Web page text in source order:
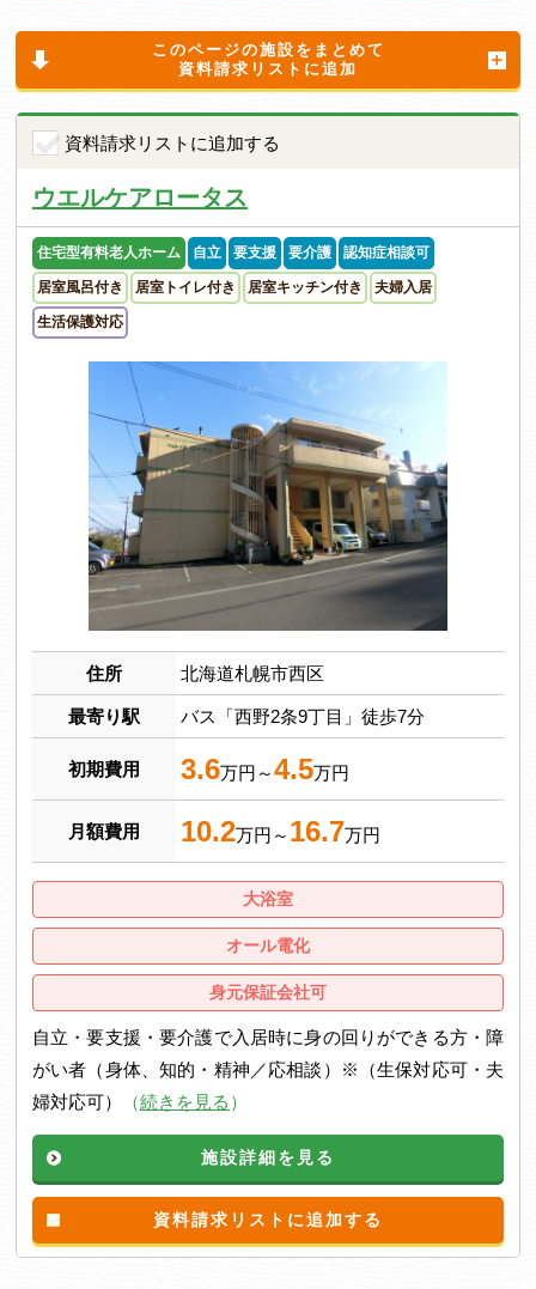
このページの施設をまとめて
資料請求リストに追加
資料請求リストに追加する
ウエルケアロータス
住宅型有料老人ホーム 自立 要支援 要介護 認知症相談可
居室風呂付き 居室トイレ付き 居室キッチン付き 夫婦入居
生活保護対応
住所 北海道札幌市西区
最寄り駅 バス「西野2条9丁目」徒歩7分
初期費用 3.6万円～4.5万円
月額費用 10.2万円～ 16.7万円
大浴室
オール電化
身元保証会社可
自立・要支援・要介護で入居時に身の回りができる方・障
がい者（身体、知的・精神／応相談）※（生保対応可・夫
婦対応可）
（続きを見る ）
施設詳細を見る
資料請求リストに追加する